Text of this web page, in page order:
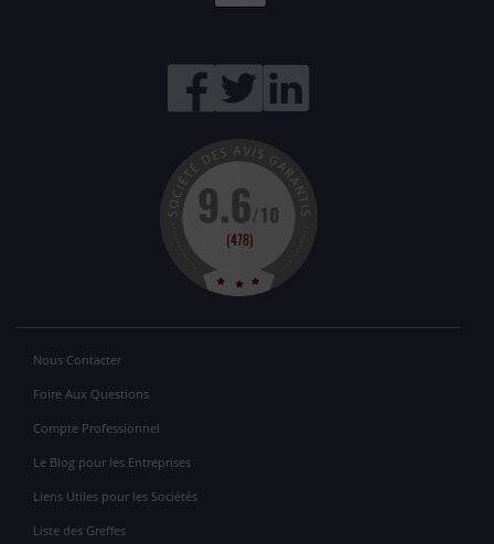
Nous Contacter
Foire Aux Questions
Compte Professionnel
Le Blog pour les Entreprises
Liens Utiles pour les Sociétés
Liste des Greffes